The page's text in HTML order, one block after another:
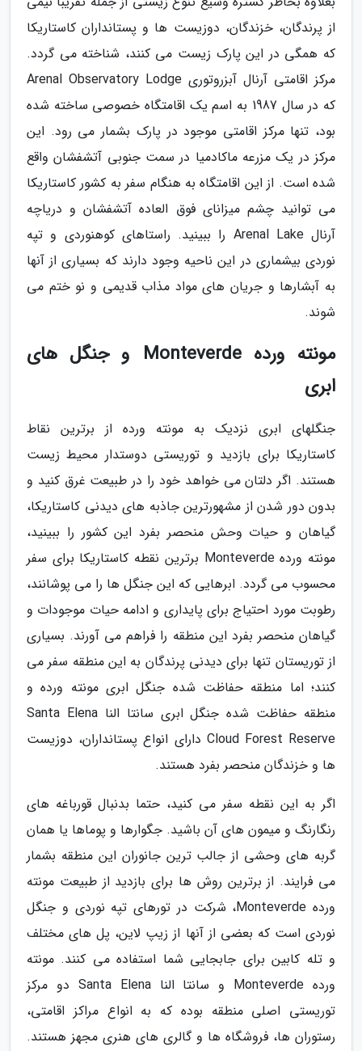
از پرندگان، خزندگان، دوزیست ها و پستانداران کاستاریکا
که همگی در این پارک زیست می کنند، شناخته می گردد.
مرکز اقامتی آرنال آبزروتوری Arenal Observatory Lodge
که در سال 1987 به اسم یک اقامتگاه خصوصی ساخته شده
بود، تنها مرکز اقامتی موجود در پارک بشمار می رود. این
مرکز در یک مزرعه ماکادمیا در سمت جنوبی آتشفشان واقع
شده است. از این اقامتگاه به هنگام سفر به کشور کاستاریکا
می توانید چشم میزانای فوق العاده آتشفشان و دریاچه
آرنال Arenal Lake را ببینید. راستاهای کوهنوردی و تپه
نوردی بیشماری در این ناحیه وجود دارند که بسیاری از آنها
به آبشارها و جریان های مواد مذاب قدیمی و نو ختم می
شوند.
مونته ورده Monteverde و جنگل های
ابری
جنگلهای ابری نزدیک به مونته ورده از برترین نقاط
کاستاریکا برای بازدید و توریستی دوستدار محیط زیست
هستند. اگر دلتان می خواهد خود را در طبیعت غرق کنید و
بدون دور شدن از مشهورترین جاذبه های دیدنی کاستاریکا،
گیاهان و حیات وحش منحصر بفرد این کشور را ببینید،
مونته ورده Monteverde برترین نقطه کاستاریکا برای سفر
محسوب می گردد. ابرهایی که این جنگل ها را می پوشانند،
رطوبت مورد احتیاج برای پایداری و ادامه حیات موجودات و
گیاهان منحصر بفرد این منطقه را فراهم می آورند. بسیاری
از توریستان تنها برای دیدنی پرندگان به این منطقه سفر می
کنند؛ اما منطقه حفاظت شده جنگل ابری مونته ورده و
منطقه حفاظت شده جنگل ابری سانتا النا Santa Elena
Cloud Forest Reserve دارای انواع پستانداران، دوزیست
ها و خزندگان منحصر بفرد هستند.
اگر به این نقطه سفر می کنید، حتما بدنبال قورباغه های
رنگارنگ و میمون های آن باشید. جگوارها و پوماها یا همان
گربه های وحشی از جالب ترین جانوران این منطقه بشمار
می فرایند. از برترین روش ها برای بازدید از طبیعت مونته
ورده Monteverde، شرکت در تورهای تپه نوردی و جنگل
نوردی است که بعضی از آنها از زیپ لاین، پل های مختلف
و تله کابین برای جابجایی شما استفاده می کنند. مونته
ورده Monteverde و سانتا النا Santa Elena دو مرکز
توریستی اصلی منطقه بوده که به انواع مراکز اقامتی،
رستوران ها، فروشگاه ها و گالری های هنری مجهز هستند.